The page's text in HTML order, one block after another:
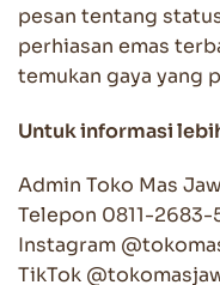
pesan tentang
perhiasan emas
temukan gaya yang
Untuk informasi
Admin Toko Mas
Telepon 0811-
Instagram
TikTok